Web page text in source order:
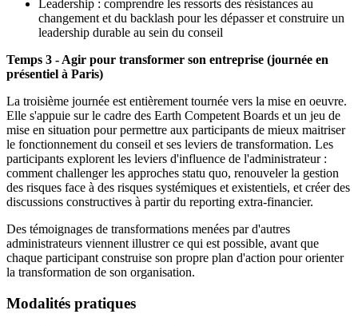
Leadership : comprendre les ressorts des résistances au
changement et du backlash pour les dépasser et construire un
leadership durable au sein du conseil
Temps 3 - Agir pour transformer son entreprise (journée en
présentiel à Paris)
La troisième journée est entièrement tournée vers la mise en oeuvre.
Elle s'appuie sur le cadre des Earth Competent Boards et un jeu de
mise en situation pour permettre aux participants de mieux maitriser
le fonctionnement du conseil et ses leviers de transformation. Les
participants explorent les leviers d'influence de l'administrateur :
comment challenger les approches statu quo, renouveler la gestion
des risques face à des risques systémiques et existentiels, et créer des
discussions constructives à partir du reporting extra-financier.
Des témoignages de transformations menées par d'autres
administrateurs viennent illustrer ce qui est possible, avant que
chaque participant construise son propre plan d'action pour orienter
la transformation de son organisation.
Modalités pratiques